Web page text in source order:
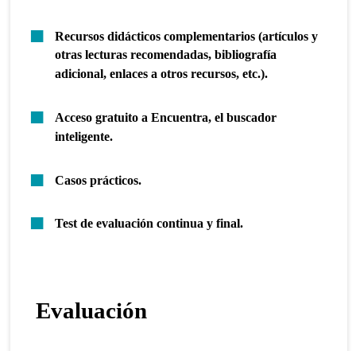
Recursos didácticos complementarios (artículos y
otras lecturas recomendadas, bibliografía
adicional, enlaces a otros recursos, etc.).
Acceso gratuito a Encuentra, el buscador
inteligente.
Casos prácticos.
Test de evaluación continua y final.
Evaluación